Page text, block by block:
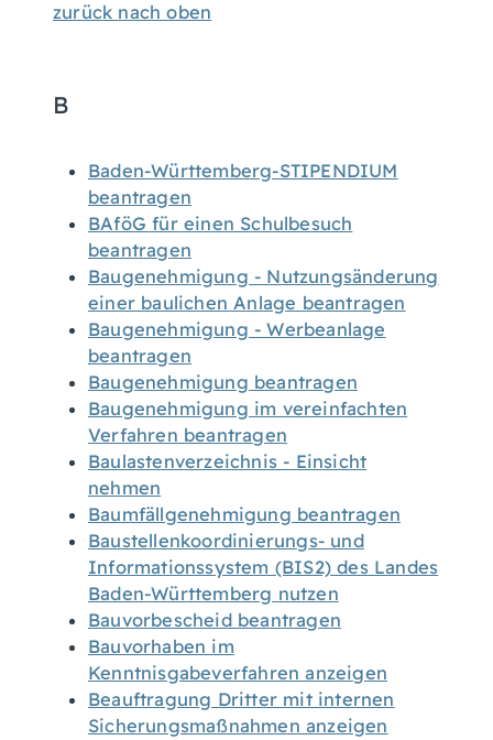
zurück nach oben
B
Baden-Württemberg-STIPENDIUM
beantragen
BAföG für einen Schulbesuch
beantragen
Baugenehmigung - Nutzungsänderung
einer baulichen Anlage beantragen
Baugenehmigung - Werbeanlage
beantragen
Baugenehmigung beantragen
Baugenehmigung im vereinfachten
Verfahren beantragen
Baulastenverzeichnis - Einsicht
nehmen
Baumfällgenehmigung beantragen
Baustellenkoordinierungs- und
Informationssystem (BIS2) des Landes
Baden-Württemberg nutzen
Bauvorbescheid beantragen
Bauvorhaben im
Kenntnisgabeverfahren anzeigen
Beauftragung Dritter mit internen
Sicherungsmaßnahmen anzeigen